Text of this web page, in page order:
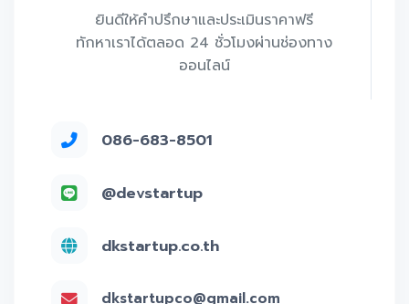
ยินดีให้คำปรึกษาและประเมินราคาฟรี
ทักหาเราได้ตลอด 24 ชั่วโมงผ่านช่องทาง
ออนไลน์
086-683-8501
@devstartup
dkstartup.co.th
dkstartupco@gmail.com